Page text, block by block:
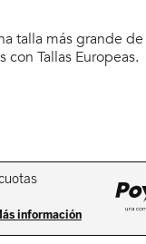
talla más grande
con Tallas Europeas.